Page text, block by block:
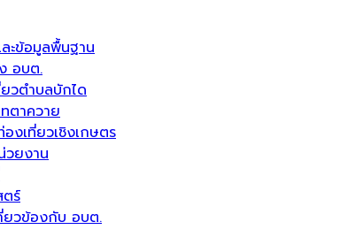
ะข้อมูลพื้นฐาน
อบต.
วตำบลบักได
ตาควาย
งเที่ยวเชิงเกษตร
วยงาน
ร์
ยวข้องกับ อบต.